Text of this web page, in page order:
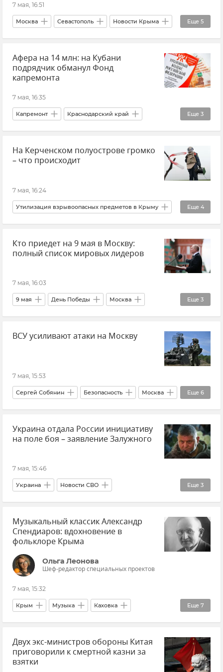
7 мая, 16:51
Еще 5
Москва Севастополь Новости Крыма
Новости Севастополя Крым
День Победы Общество
Афера на 14 млн: на Кубани
подрядчик обманул Фонд
капремонта
7 мая, 16:35
Еще 3
Капремонт Краснодарский край
Новости Происшествия
МВД по Краснодарскому краю
На Керченском полуострове громко
– что происходит
7 мая, 16:24
Еще 4
Утилизация взрывоопасных предметов в Крыму
Ленинский район Крым
Новости Крыма Керченский полуостров
Кто приедет на 9 мая в Москву:
полный список мировых лидеров
7 мая, 16:03
Еще 3
9 мая День Победы Москва
Россия Парад Новости
ВСУ усиливают атаки на Москву
7 мая, 15:53
Еще 6
Сергей Собянин Безопасность Москва
Беспилотник (БПЛА, дрон) Атаки ВСУ
Обстрелы ВСУ
Украина отдала России инициативу
на поле боя – заявление Залужного
7 мая, 15:46
Еще 3
Украина Новости СВО
Валерий Залужный
ВСУ (Вооруженные силы Украины) Россия
Музыкальный классик Александр
Спендиаров: вдохновение в
фольклоре Крыма
Ольга Леонова
Шеф-редактор специальных проектов
7 мая, 15:32
Еще 7
Крым Музыка Каховка
Иван Айвазовский Армения
Искусство
Двух экс-министров обороны Китая
приговорили к смертной казни за
взятки